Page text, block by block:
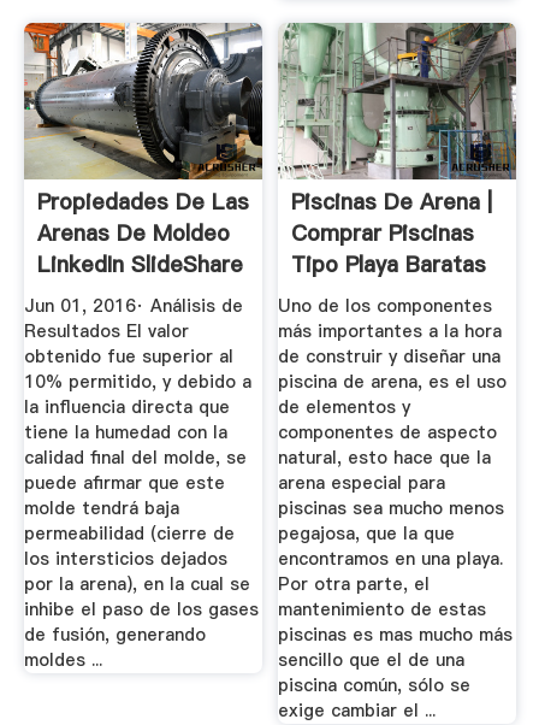
Propiedades De Las
Arenas De Moldeo
LinkedIn SlideShare
Jun 01, 2016· Análisis de
Resultados El valor
obtenido fue superior al
10% permitido, y debido a
la influencia directa que
tiene la humedad con la
calidad final del molde, se
puede afirmar que este
molde tendrá baja
permeabilidad (cierre de
los intersticios dejados
por la arena), en la cual se
inhibe el paso de los gases
de fusión, generando
moldes ...
Piscinas De Arena |
Comprar Piscinas
Tipo Playa Baratas
...
Uno de los componentes
más importantes a la hora
de construir y diseñar una
piscina de arena, es el uso
de elementos y
componentes de aspecto
natural, esto hace que la
arena especial para
piscinas sea mucho menos
pegajosa, que la que
encontramos en una playa.
Por otra parte, el
mantenimiento de estas
piscinas es mas mucho más
sencillo que el de una
piscina común, sólo se
exige cambiar el ...